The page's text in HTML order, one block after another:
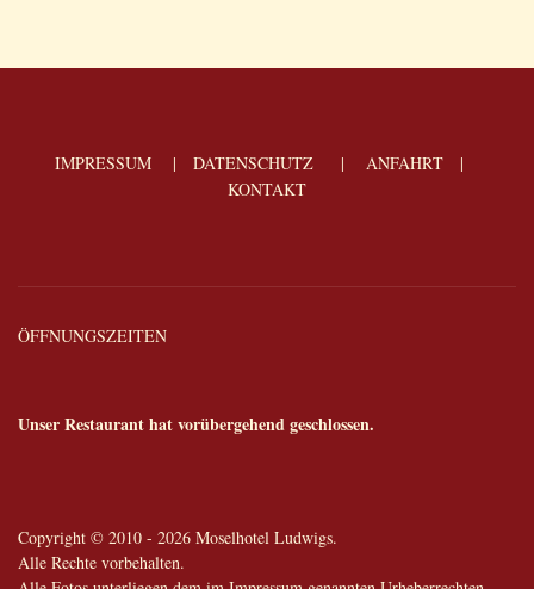
IMPRESSUM| DATENSCHUTZ| ANFAHRT|
KONTAKT
ÖFFNUNGSZEITEN
Unser Restaurant hat vorübergehend geschlossen.
Copyright © 2010 - 2026 Moselhotel Ludwigs.
Alle Rechte vorbehalten.